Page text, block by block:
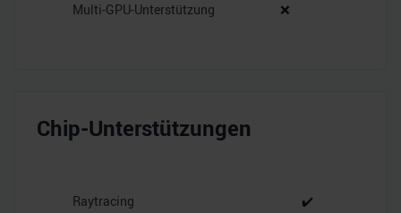
Multi-GPU-Unterstützung ❌
Chip-Unterstützungen
Raytracing ✔️